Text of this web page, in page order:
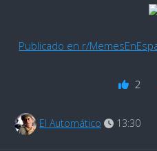
Publicado en r/
2
El Automático 13:30